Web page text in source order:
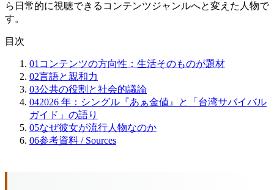
ら日常的に視聴できるコンテンツジャンルへと変えた人物で
す。
目次
01 コンテンツの方向性：生活そのものが題材
02言語と親和力
03公共の役割と社会的議論
042026 年：シングル『あぁ金値』と「台湾サバイバル
ガイド」の語り
05なぜ彼女が流行人物なのか
06参考資料 / Sources